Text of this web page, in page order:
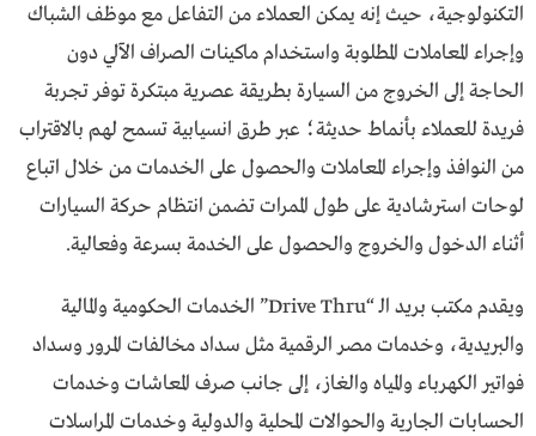
التكنولوجية، حيث إنه يمكن العملاء من التفاعل مع موظف الشباك
وإجراء المعاملات المطلوبة واستخدام ماكينات الصراف الآلي دون
الحاجة إلى الخروج من السيارة بطريقة عصرية مبتكرة توفر تجربة
فريدة للعملاء بأنماط حديثة؛ عبر طرق انسيابية تسمح لهم بالاقتراب
من النوافذ وإجراء المعاملات والحصول على الخدمات من خلال اتباع
لوحات استرشادية على طول الممرات تضمن انتظام حركة السيارات
أثناء الدخول والخروج والحصول على الخدمة بسرعة وفعالية.
ويقدم مكتب بريد الـ “Drive Thru” الخدمات الحكومية والمالية
والبريدية، وخدمات مصر الرقمية مثل سداد مخالفات المرور وسداد
فواتير الكهرباء والمياه والغاز، إلى جانب صرف المعاشات وخدمات
الحسابات الجارية والحوالات المحلية والدولية وخدمات المراسلات